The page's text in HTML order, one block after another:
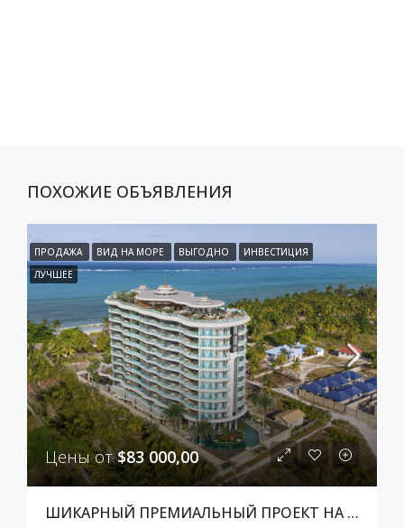
ПОХОЖИЕ ОБЪЯВЛЕНИЯ
ПРОДАЖА ВИД НА МОРЕ ВЫГОДНО
ИНВЕСТИЦИЯ
ЛУЧШЕЕ
Цены от$83 000,00
ШИКАРНЫЙ ПРЕМИАЛЬНЫЙ ПРОЕКТ НА ЗАНЗИБАРЕ